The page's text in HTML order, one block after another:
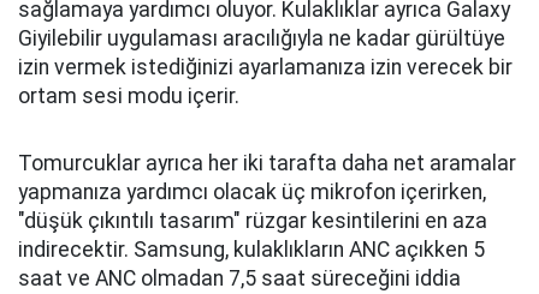
sağlamaya yardımcı oluyor. Kulaklıklar ayrıca Galaxy
Giyilebilir uygulaması aracılığıyla ne kadar gürültüye
izin vermek istediğinizi ayarlamanıza izin verecek bir
ortam sesi modu içerir.
Tomurcuklar ayrıca her iki tarafta daha net aramalar
yapmanıza yardımcı olacak üç mikrofon içerirken,
"düşük çıkıntılı tasarım" rüzgar kesintilerini en aza
indirecektir. Samsung, kulaklıkların ANC açıkken 5
saat ve ANC olmadan 7,5 saat süreceğini iddia